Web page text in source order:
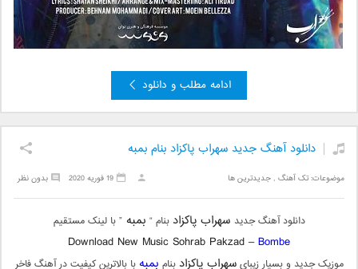
ادامه مطلب و دانلود
دانلود آهنگ جدید سهراب پاکزاد بنام بمبه
موضوعات:تک آهنگ ,جدیدترین ها بدون نظر 19 فوریه 2020
دانلود آهنگ جدید سهراب پاکزاد بنام “ بمبه” با لینک مستقیم
Download New Music Sohrab Pakzad –Bombe
موزیک جدید و بسیار زیبایسهراب پاکزاد بنام بمبهبا بالاترین کیفیت در آهنگ فاخر